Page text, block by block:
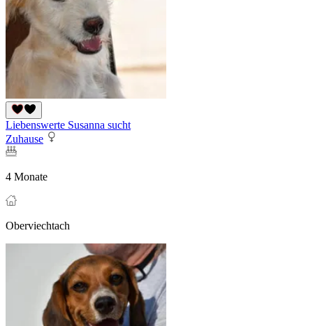
Liebenswerte Susanna sucht
Zuhause
4 Monate
Oberviechtach